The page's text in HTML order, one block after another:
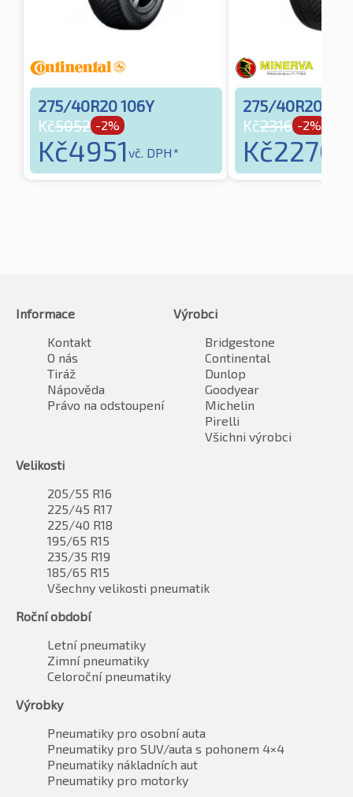
275/40R20 106Y
Kč5052 -2%
Kč4951vč. DPH*
275/40R20
Kč2316 -2%
Kč2270
Informace
Kontakt
O nás
Tiráž
Nápověda
Právo na odstoupení
Výrobci
Bridgestone
Continental
Dunlop
Goodyear
Michelin
Pirelli
Všichni výrobci
Velikosti
205/55 R16
225/45 R17
225/40 R18
195/65 R15
235/35 R19
185/65 R15
Všechny velikosti pneumatik
Roční období
Letní pneumatiky
Zimní pneumatiky
Celoroční pneumatiky
Výrobky
Pneumatiky pro osobní auta
Pneumatiky pro SUV/auta s pohonem 4×4
Pneumatiky nákladních aut
Pneumatiky pro motorky